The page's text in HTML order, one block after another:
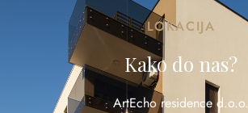
LOKACIJA
Kako do nas?
ArtEcho residence d.o.o.